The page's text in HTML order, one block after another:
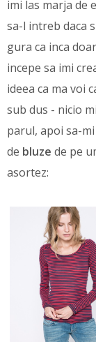
imi las marja de
sa-l intreb daca
gura ca inca
incepe sa imi
ideea ca ma voi
sub dus - nicio
parul, apoi sa-
de bluze de pe
asortez: